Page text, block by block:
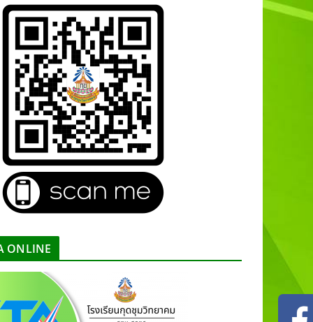
ONLINE